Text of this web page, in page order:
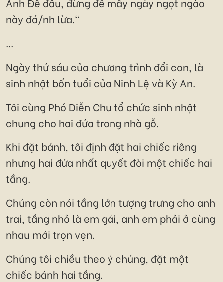
này đá/nh lừa."
...
Ngày thứ sáu của chương trình đổi con, là
sinh nhật bốn tuổi của Ninh Lệ và Kỳ An.
Tôi cùng Phó Diễn Chu tổ chức sinh nhật
chung cho hai đứa trong nhà gỗ.
Khi đặt bánh, tôi định đặt hai chiếc riêng
nhưng hai đứa nhất quyết đòi một chiếc hai
tầng.
Chúng còn nói tầng lớn tượng trưng cho anh
trai, tầng nhỏ là em gái, anh em phải ở cùng
nhau mới trọn vẹn.
Chúng tôi chiều theo ý chúng, đặt một
chiếc bánh hai tầng.